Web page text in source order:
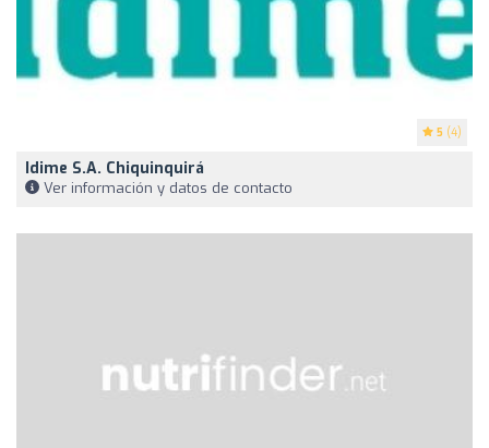
5 (4)
Idime S.A. Chiquinquirá
Ver información y datos de contacto